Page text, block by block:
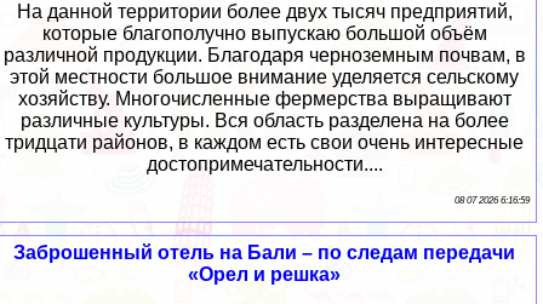
На данной территории более двух тысяч предприятий,
которые благополучно выпускаю большой объём
различной продукции. Благодаря черноземным почвам, в
этой местности большое внимание уделяется сельскому
хозяйству. Многочисленные фермерства выращивают
различные культуры. Вся область разделена на более
тридцати районов, в каждом есть свои очень интересные
достопримечательности....
08 07 2026 6:16:59
Заброшенный отель на Бали – по следам передачи
«Орел и решка»